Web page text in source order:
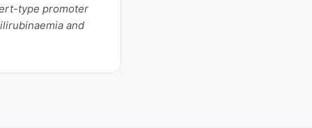
type promoter
and